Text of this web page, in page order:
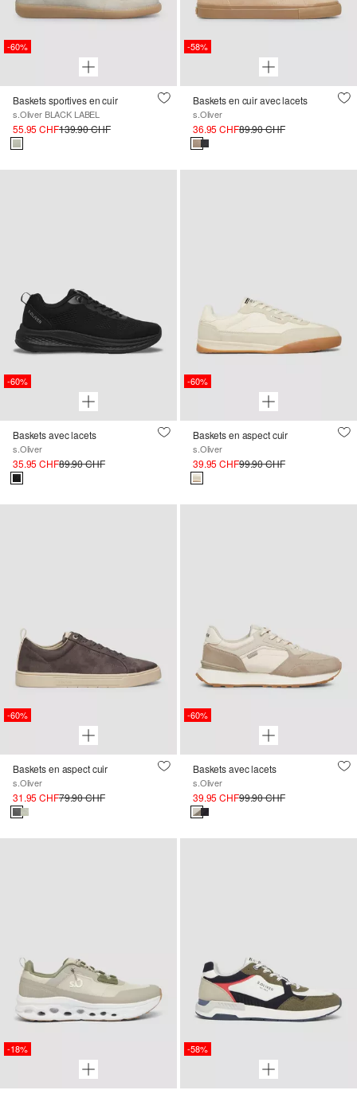
-60%
Baskets sportives en cuir
s.Oliver BLACK LABEL
55.95 CHF139.90 CHF
-58%
Baskets en cuir avec lacets
s.Oliver
36.95 CHF89.90 CHF
-60%
Baskets avec lacets
s.Oliver
35.95 CHF89.90 CHF
-60%
Baskets en aspect cuir
s.Oliver
39.95 CHF99.90 CHF
-60%
Baskets en aspect cuir
s.Oliver
31.95 CHF79.90 CHF
-60%
Baskets avec lacets
s.Oliver
39.95 CHF99.90 CHF
-18% -58%